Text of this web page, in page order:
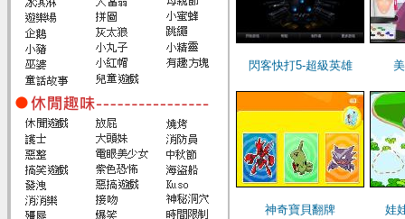
閃客快打5-超級英雄
神奇寶貝翻牌 娃